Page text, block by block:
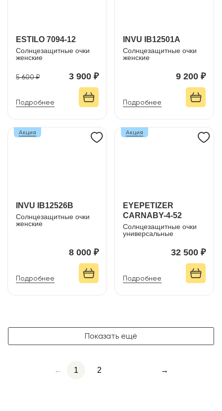
ESTILO 7094-12
Солнцезащитные очки
женские
3 900 ₽
5 600 ₽
Подробнее
INVU IB12501A
Солнцезащитные очки
женские
9 200 ₽
Подробнее
INVU IB12526B
Солнцезащитные очки
женские
8 000 ₽
Подробнее
Акция
EYEPETIZER
CARNABY-4-52
Солнцезащитные очки
универсальные
32 500 ₽
Подробнее
Акция
Показать ещё
← 1 2 →